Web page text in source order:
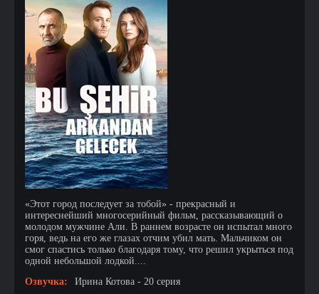
«Этот город последует за тобой» - прекрасный и
интереснейший многосерийный фильм, рассказывающий о
молодом мужчине Али. В раннем возрасте он испытал много
горя, ведь на его же глазах отчим убил мать. Мальчиком он
смог спастись только благодаря тому, что решил укрыться под
одной небольшой лодкой....
Озвучка:
Ирина Котова - 20 серия